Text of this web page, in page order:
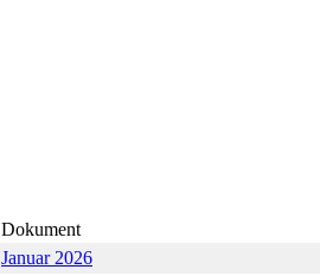
Dokument
Januar 2026